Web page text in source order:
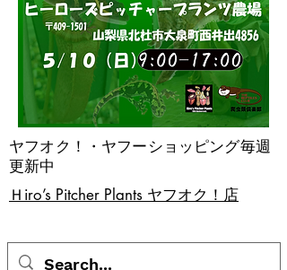
​Ｈiro’s Pitcher Plants ヤフオク！店
ヤフオク！・ヤフーショッピング毎週
更新中